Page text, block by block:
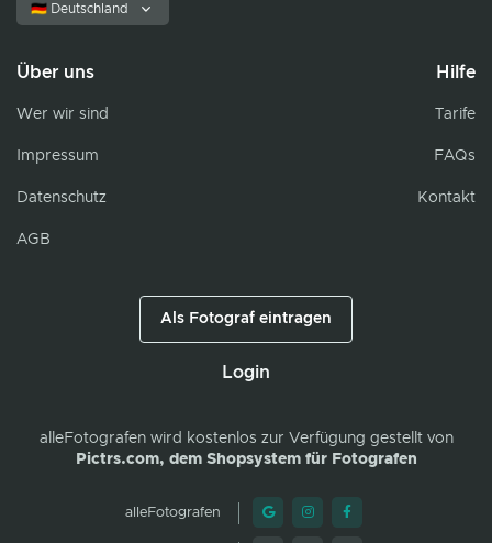
🇩🇪 Deutschland
Über uns
Wer wir sind
Impressum
Datenschutz
AGB
Hilfe
Tarife
FAQs
Kontakt
Als Fotograf eintragen
Login
alleFotografenwird kostenlos zur Verfügung gestellt von
Pictrs.com, dem Shopsystem für Fotografen
alleFotografen